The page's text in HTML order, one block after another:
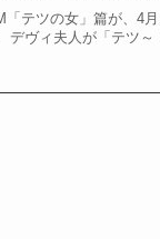
「テツの女」篇が、4
デヴィ夫人が「テツ